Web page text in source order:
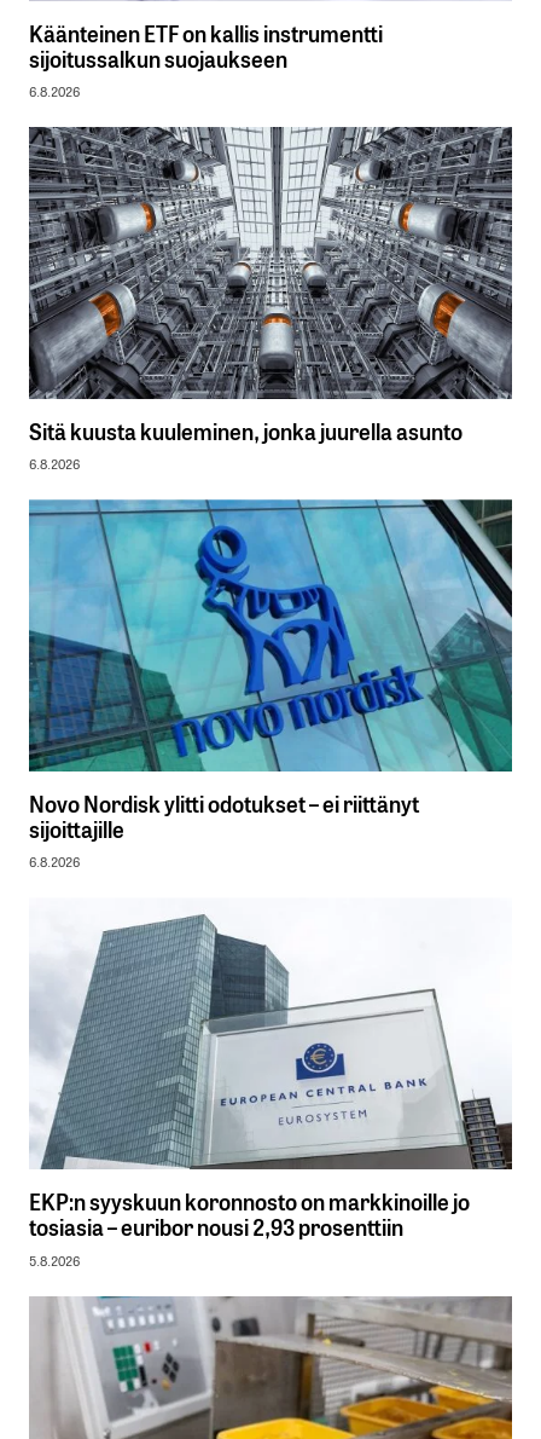
Käänteinen ETF on kallis instrumentti
sijoitussalkun suojaukseen
6.8.2026
Sitä kuusta kuuleminen, jonka juurella asunto
6.8.2026
Novo Nordisk ylitti odotukset – ei riittänyt
sijoittajille
6.8.2026
EKP:n syyskuun koronnosto on markkinoille jo
tosiasia – euribor nousi 2,93 prosenttiin
5.8.2026